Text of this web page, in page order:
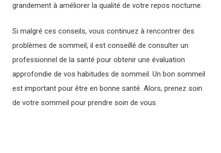
grandement à améliorer la qualité de votre repos nocturne.
Si malgré ces conseils, vous continuez à rencontrer des
problèmes de sommeil, il est conseillé de consulter un
professionnel de la santé pour obtenir une évaluation
approfondie de vos habitudes de sommeil. Un bon sommeil
est important pour être en bonne santé. Alors, prenez soin
de votre sommeil pour prendre soin de vous.